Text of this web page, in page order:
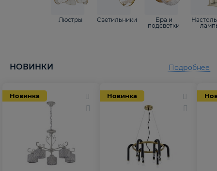
Люстры Светильники
Бра и
подсветки
НОВИНКИ
Новинка Новинка
Подробнее